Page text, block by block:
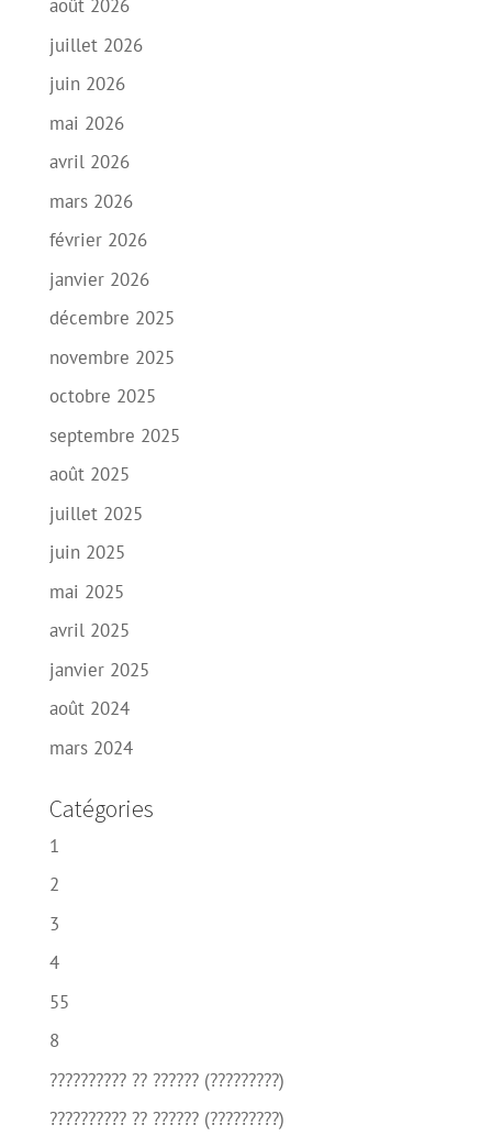
août 2026
juillet 2026
juin 2026
mai 2026
avril 2026
mars 2026
février 2026
janvier 2026
décembre 2025
novembre 2025
octobre 2025
septembre 2025
août 2025
juillet 2025
juin 2025
mai 2025
avril 2025
janvier 2025
août 2024
mars 2024
Catégories
1
2
3
4
55
8
?????????? ?? ?????? (?????????)
?????????? ?? ?????? (?????????)